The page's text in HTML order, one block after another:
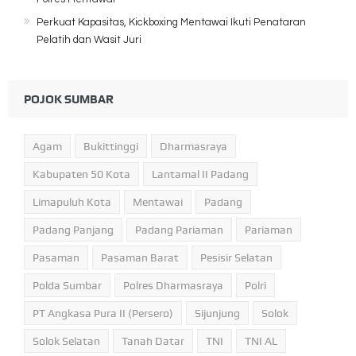
Perkuat Kapasitas, Kickboxing Mentawai Ikuti Penataran
Pelatih dan Wasit Juri
POJOK SUMBAR
Agam Bukittinggi Dharmasraya
Kabupaten 50 Kota Lantamal II Padang
Limapuluh Kota Mentawai Padang
Padang Panjang Padang Pariaman Pariaman
Pasaman Pasaman Barat Pesisir Selatan
Polda Sumbar Polres Dharmasraya Polri
PT Angkasa Pura II (Persero) Sijunjung Solok
Solok Selatan Tanah Datar TNI TNI AL